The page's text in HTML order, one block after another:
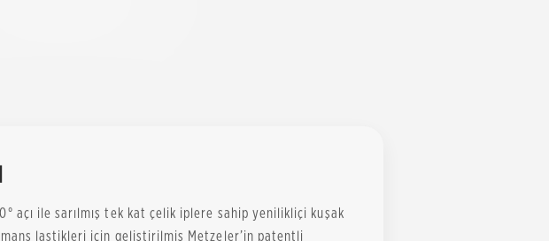
açı ile sarılmış tek kat çelik iplere sahip yenilikliçi kuşak
lastikleri için geliştirilmiş Metzeler’in patentli